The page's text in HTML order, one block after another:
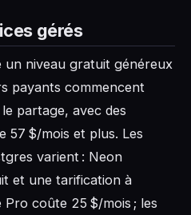
gérés
niveau gratuit généreux
payants commencent
partage, avec des
57 $/mois et plus. Les
varient : Neon
et une tarification à
coûte 25 $/mois ; les